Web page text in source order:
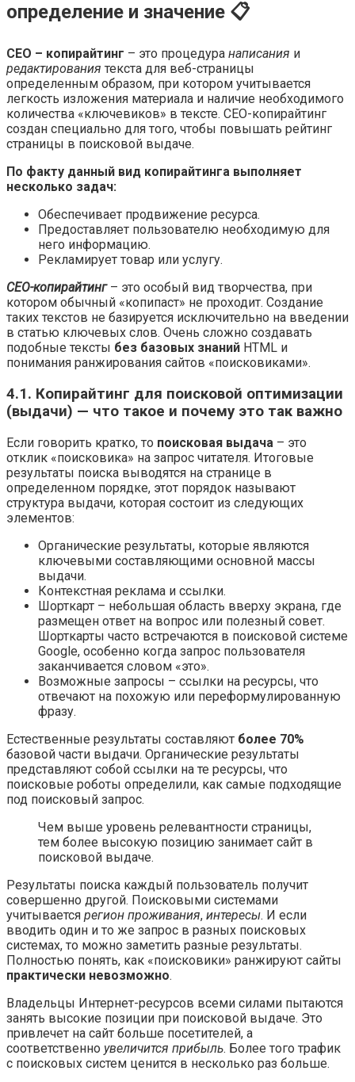
определение и значение 📋
СЕО – копирайтинг – это процедура написания и
редактирования текста для веб-страницы
определенным образом, при котором учитывается
легкость изложения материала и наличие необходимого
количества «ключевиков» в тексте. СЕО-копирайтинг
создан специально для того, чтобы повышать рейтинг
страницы в поисковой выдаче.
По факту данный вид копирайтинга выполняет
несколько задач:
Обеспечивает продвижение ресурса.
Предоставляет пользователю необходимую для
него информацию.
Рекламирует товар или услугу.
СЕО-копирайтинг– это особый вид творчества, при
котором обычный «копипаст» не проходит. Создание
таких текстов не базируется исключительно на введении
в статью ключевых слов. Очень сложно создавать
подобные тексты без базовых знаний HTML и
понимания ранжирования сайтов «поисковиками».
4.1. Копирайтинг для поисковой оптимизации
(выдачи) — что такое и почему это так важно
Если говорить кратко, то поисковая выдача – это
отклик «поисковика» на запрос читателя. Итоговые
результаты поиска выводятся на странице в
определенном порядке, этот порядок называют
структура выдачи, которая состоит из следующих
элементов:
Органические результаты, которые являются
ключевыми составляющими основной массы
выдачи.
Контекстная реклама и ссылки.
Шорткарт – небольшая область вверху экрана, где
размещен ответ на вопрос или полезный совет.
Шорткарты часто встречаются в поисковой системе
Google, особенно когда запрос пользователя
заканчивается словом «это».
Возможные запросы – ссылки на ресурсы, что
отвечают на похожую или переформулированную
фразу.
Естественные результаты составляют более 70%
базовой части выдачи. Органические результаты
представляют собой ссылки на те ресурсы, что
поисковые роботы определили, как самые подходящие
под поисковый запрос.
Чем выше уровень релевантности страницы,
тем более высокую позицию занимает сайт в
поисковой выдаче.
Результаты поиска каждый пользователь получит
совершенно другой. Поисковыми системами
учитывается регион проживания, интересы. И если
вводить один и то же запрос в разных поисковых
системах, то можно заметить разные результаты.
Полностью понять, как «поисковики» ранжируют сайты
практически невозможно.
Владельцы Интернет-ресурсов всеми силами пытаются
занять высокие позиции при поисковой выдаче. Это
привлечет на сайт больше посетителей, а
соответственно увеличится прибыль. Более того трафик
с поисковых систем ценится в несколько раз больше.